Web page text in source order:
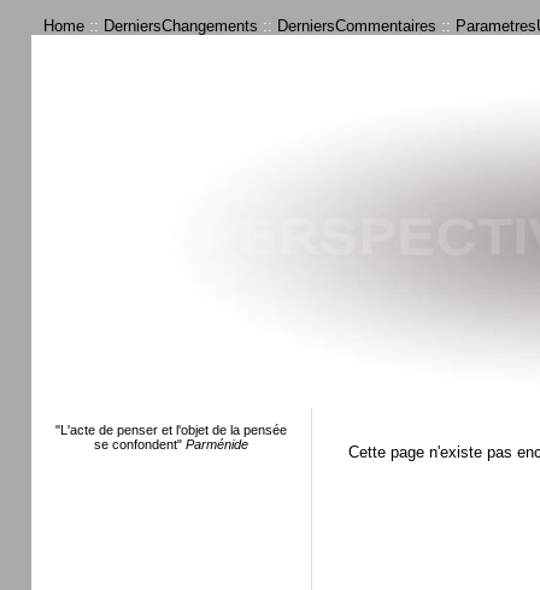
Home :: DerniersChangements :: DerniersCommentaires ::
"L'acte de penser et l'objet de la pensée
se confondent" Parménide Cette page n'existe pas